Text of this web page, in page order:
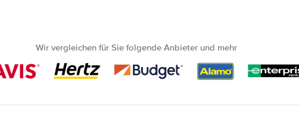
Wir vergleichen für Sie folgende Anbieter und mehr